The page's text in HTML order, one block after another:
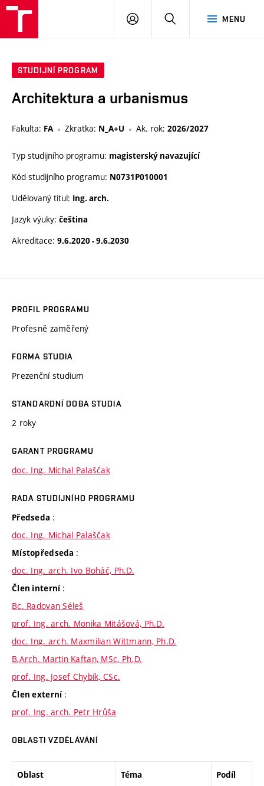
MENU
PŘIHLÁSIT
STUDIJNÍ PROGRAM
Architektura a urbanismus
Fakulta: FA Zkratka: N_A+U Ak. rok: 2026/2027
Typ studijního programu: magisterský navazující
Kód studijního programu: N0731P010001
Udělovaný titul: Ing. arch.
Jazyk výuky: čeština
Akreditace: 9.6.2020 - 9.6.2030
PROFIL PROGRAMU
Profesně zaměřený
FORMA STUDIA
Prezenční studium
STANDARDNÍ DOBA STUDIA
2 roky
GARANT PROGRAMU
doc. Ing. Michal Palaščak
RADA STUDIJNÍHO PROGRAMU
Předseda :
doc. Ing. Michal Palaščak
Místopředseda :
doc. Ing. arch. Ivo Boháč, Ph.D.
Člen interní :
Bc. Radovan Séleš
prof. Ing. arch. Monika Mitášová, Ph.D.
doc. Ing. arch. Maxmilian Wittmann, Ph.D.
B.Arch. Martin Kaftan, MSc, Ph.D.
prof. Ing. Josef Chybík, CSc.
Člen externí :
prof. Ing. arch. Petr Hrůša
OBLASTI VZDĚLÁVÁNÍ
Oblast Téma
Podíl